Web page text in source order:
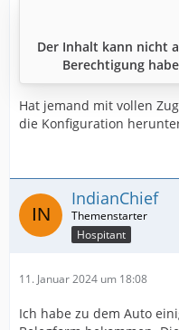
Der Inhalt kann nicht
Berechtigung
Hat jemand mit vollen
die Konfiguration
IndianChief
Hospitant
11. Januar 2024 um 18:08
Ich habe zu dem Auto